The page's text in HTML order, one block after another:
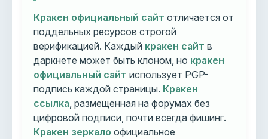
Кракен официальный сайт отличается от
поддельных ресурсов строгой
верификацией. Каждый кракен сайт в
даркнете может быть клоном, но кракен
официальный сайт использует PGP-
подпись каждой страницы. Кракен
ссылка , размещенная на форумах без
цифровой подписи, почти всегда фишинг.
Кракен зеркало официальное